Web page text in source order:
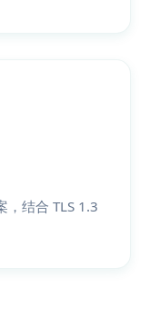
，结合 TLS 1.3